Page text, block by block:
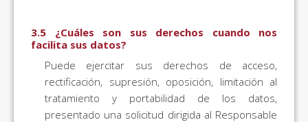
3.5 ¿Cuáles son sus derechos cuando nos
facilita sus datos?
Puede ejercitar sus derechos de acceso,
rectificación, supresión, oposición, limitación al
tratamiento y portabilidad de los datos,
presentado una solicitud dirigida al Responsable